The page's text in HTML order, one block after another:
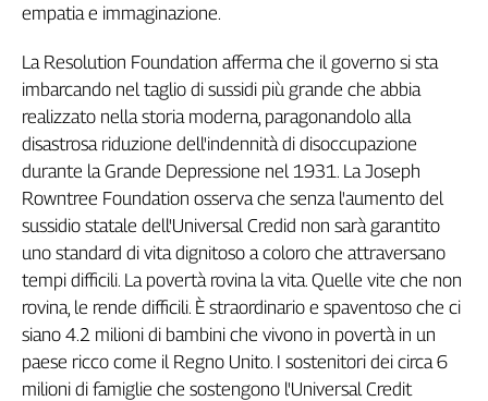
empatia e immaginazione.
La Resolution Foundation afferma che il governo si sta
imbarcando nel taglio di sussidi più grande che abbia
realizzato nella storia moderna, paragonandolo alla
disastrosa riduzione dell'indennità di disoccupazione
durante la Grande Depressione nel 1931. La Joseph
Rowntree Foundation osserva che senza l'aumento del
sussidio statale dell'Universal Credid non sarà garantito
uno standard di vita dignitoso a coloro che attraversano
tempi difficili. La povertà rovina la vita. Quelle vite che non
rovina, le rende difficili. È straordinario e spaventoso che ci
siano 4.2 milioni di bambini che vivono in povertà in un
paese ricco come il Regno Unito. I sostenitori dei circa 6
milioni di famiglie che sostengono l'Universal Credit